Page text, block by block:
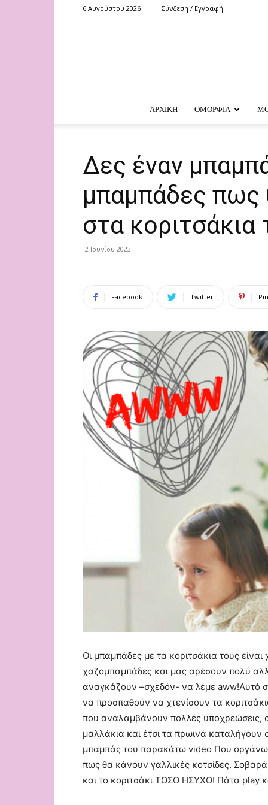
6 Αυγούστου 2026 Σύνδεση / Εγγραφή
ΑΡΧΙΚΗ ΟΜΟΡΦΙΑ
Δες έναν
μπαμπάδες πως
στα κοριτσάκια
2 Ιουνίου 2023
Facebook Twitter
Οι μπαμπάδες με τα κοριτσάκια τους
χαζομπαμπάδες και μας αρέσουν πολύ
αναγκάζουν –σχεδόν- να λέμε aww!Αυτό
να προσπαθούν να χτενίσουν τα
που αναλαμβάνουν πολλές υποχρεώσεις,
μαλλάκια και έτσι τα πρωινά
μπαμπάς του παρακάτω video Που
πως θα κάνουν γαλλικές κοτσίδες.
και το κοριτσάκι ΤΟΣΟ ΗΣΥΧΟ! Πάτα play